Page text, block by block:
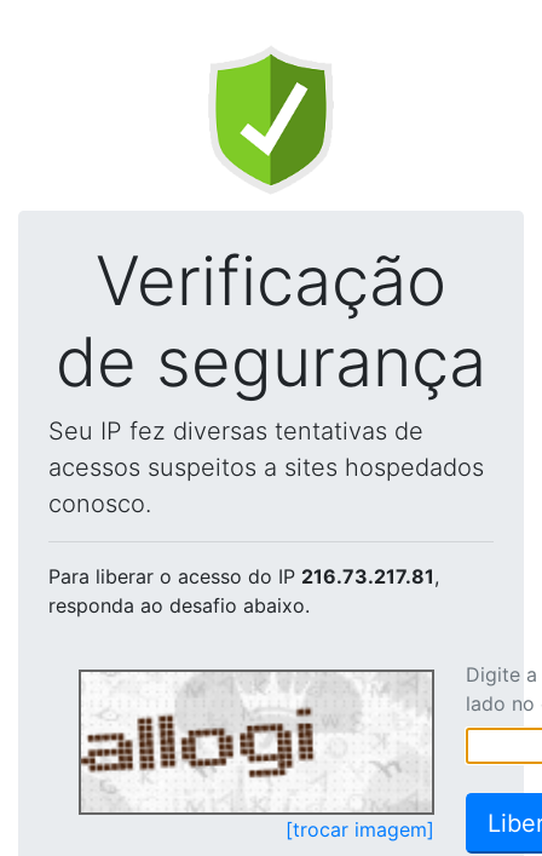
Verificação
de segurança
Seu IP fez diversas tentativas de
acessos suspeitos a sites hospedados
conosco.
Para liberar o acesso do IP 216.73.217.81,
responda ao desafio abaixo.
[trocar imagem]
Digite
lado no